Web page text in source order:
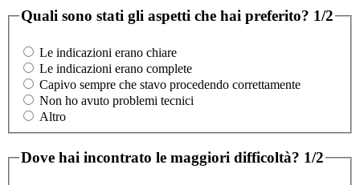
Quali sono stati gli aspetti che hai preferito? 1/2
Le indicazioni erano chiare
Le indicazioni erano complete
Capivo sempre che stavo procedendo correttamente
Non ho avuto problemi tecnici
Altro
Dove hai incontrato le maggiori difficoltà? 1/2